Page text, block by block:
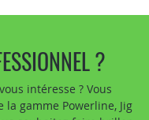
?
intéresse ? Vous
gamme Powerline, Jig